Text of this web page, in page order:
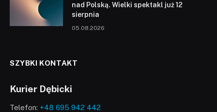
nad Polską. Wielki spektakl już 12
sierpnia
05.08.2026
SZYBKI KONTAKT
Kurier Dębicki
Telefon: +48 695 942 442